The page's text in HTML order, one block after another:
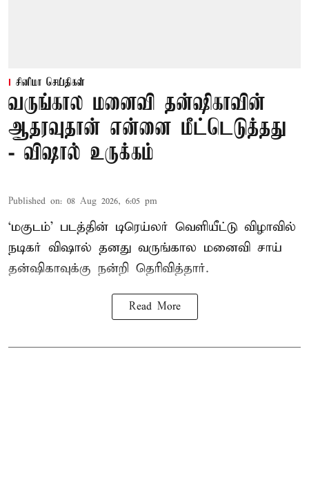
சினிமா செய்திகள்
வருங்கால மனைவி தன்ஷிகாவின்
ஆதரவுதான் என்னை மீட்டெடுத்தது
- விஷால் உருக்கம்
Published on: 08 Aug 2026, 6:05 pm
‘மகுடம்’ படத்தின் டிரெய்லர் வெளியீட்டு விழாவில்
நடிகர் விஷால் தனது வருங்கால மனைவி சாய்
தன்ஷிகாவுக்கு நன்றி தெரிவித்தார்.
Read More